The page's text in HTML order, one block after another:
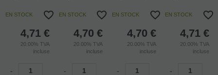
EN STOCK
4,71 €
20.00%TVA
incluse
-
EN STOCK
4,70 €
20.00%TVA
incluse
-
EN STOCK
4,70 €
20.00% TVA
incluse
-
EN STOCK
4,71 €
20.00%TVA
incluse
-